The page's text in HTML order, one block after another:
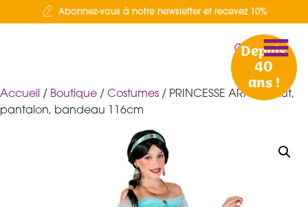
Abonnez-vous à notre newsletter et recevez 10%
Depuis
40
ans !
Accueil / Boutique / Costumes / PRINCESSE ARABE haut,
pantalon, bandeau 116cm